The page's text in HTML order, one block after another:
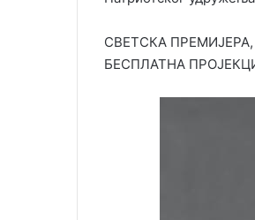
СВЕТСКА ПРЕМИЈЕРА,
БЕСПЛАТНА